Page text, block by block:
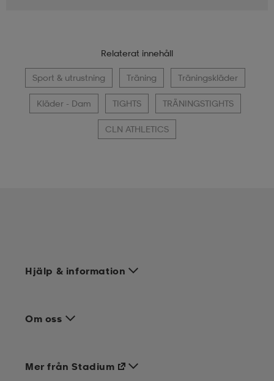
Relaterat innehåll
Sport & utrustning Träning Träningskläder
Kläder - Dam TIGHTS TRÄNINGSTIGHTS
CLN ATHLETICS
Hjälp & information
Om oss
Mer från Stadium